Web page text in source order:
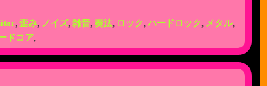
, 歪み, ノイズ, 雑音, 奏法, ロック, ハードロック, メタル,
ドコア,